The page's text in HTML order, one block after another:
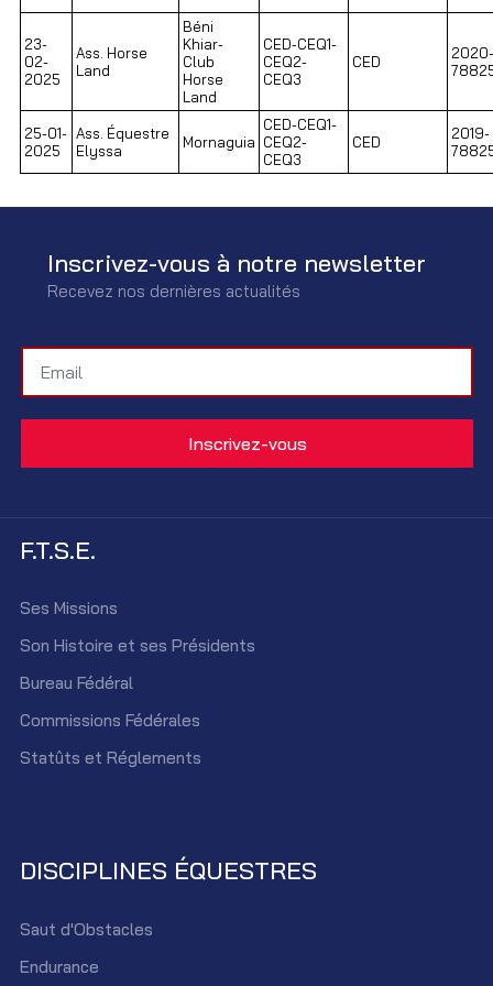
23-
02-
2025
Ass. Horse
Land
Béni
Khiar-
Club
Horse
Land
CED-CEQ1-
CEQ2-
CEQ3
CED
2020-
25-01-
2025
Ass. Équestre
Elyssa
Mornaguia
CED-CEQ1-
CEQ2-
CEQ3
CED
2019-
Inscrivez-vous à notre newsletter
Recevez nos dernières actualités
F.T.S.E.
Ses Missions
Son Histoire et ses Présidents
Bureau Fédéral
Commissions Fédérales
Statûts et Réglements
DISCIPLINES ÉQUESTRES
Saut d'Obstacles
Endurance